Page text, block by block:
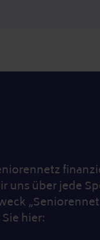
uns über jede
hier: